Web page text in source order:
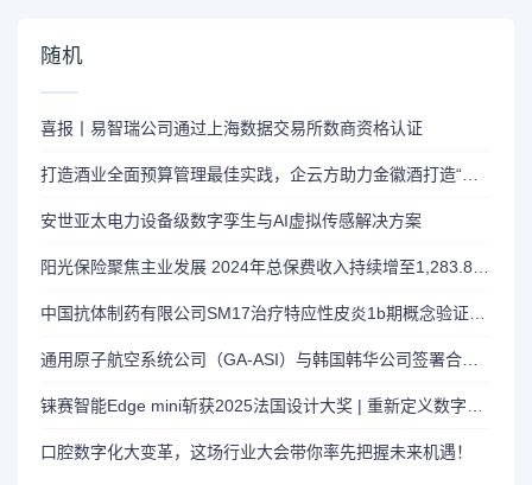
随机
喜报丨易智瑞公司通过上海数据交易所数商资格认证
安世亚太电力设备级数字孪生与AI虚拟传感解决方案
口腔数字化大变革，这场行业大会带你率先把握未来机遇！